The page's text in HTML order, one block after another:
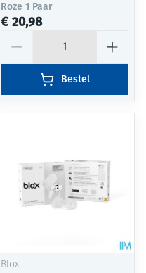
Roze 1 Paar
€ 20,98
Bestel
Blox